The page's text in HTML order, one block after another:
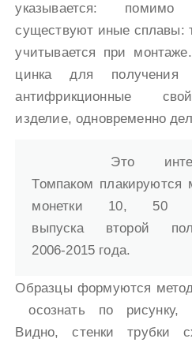
указывается:
существуют иные сплавы:
учитывается при
цинка для получения
антифрикционные
изделие, одновременно
Это
Томпаком плакируются
монетки 10, 50
выпуска второй
2006-2015 года.
Образцы формуются
осознать по рисунку,
Видно, стенки трубки